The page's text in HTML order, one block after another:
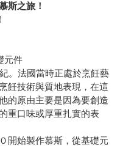
斯之旅！
元件
法國當時正處於烹飪藝
飪技術與質地表現，在這
的原由主要是因為要創造
重口味或厚重扎實的表
始製作慕斯，從基礎元